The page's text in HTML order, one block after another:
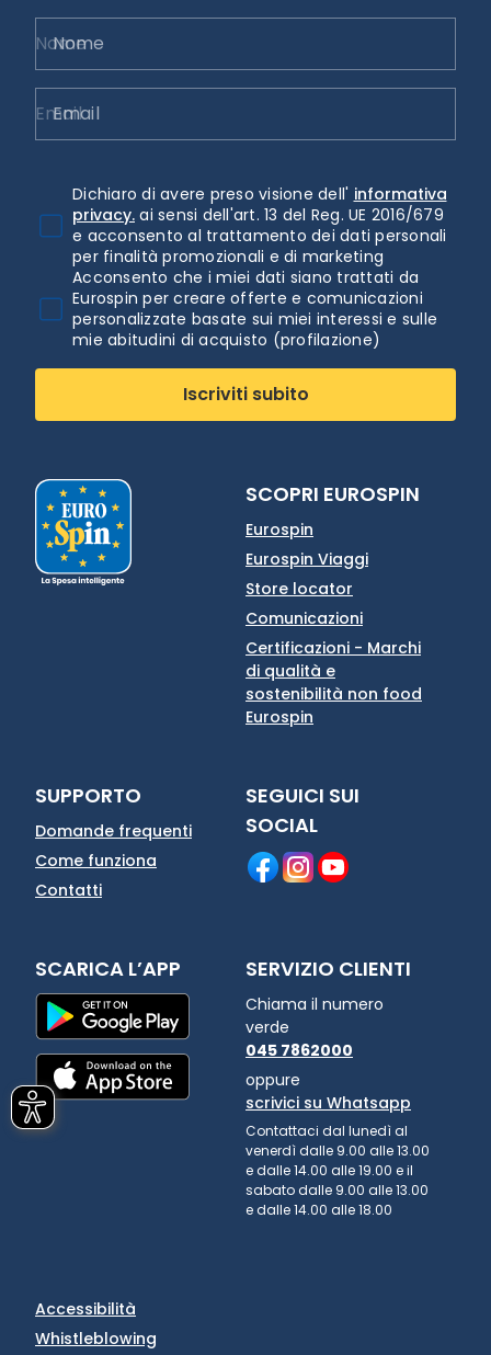
Nome
Email
Dichiaro di avere preso visione dell' informativa
privacy. ai sensi dell'art. 13 del Reg. UE 2016/679
e acconsento al trattamento dei dati personali
per finalità promozionali e di marketing
Acconsento che i miei dati siano trattati da
Eurospin per creare offerte e comunicazioni
personalizzate basate sui miei interessi e sulle
mie abitudini di acquisto (profilazione)
Iscriviti subito
SCOPRI EUROSPIN
Eurospin
Eurospin Viaggi
Store locator
Comunicazioni
Certificazioni - Marchi
di qualità e
sostenibilità non food
Eurospin
SUPPORTO
Domande frequenti
Come funziona
Contatti
SEGUICI SUI
SOCIAL
SCARICA L’APP SERVIZIO CLIENTI
Chiama il numero
verde
045 7862000
oppure
scrivici su Whatsapp
Contattaci dal lunedì al
venerdì dalle 9.00 alle 13.00
e dalle 14.00 alle 19.00 e il
sabato dalle 9.00 alle 13.00
e dalle 14.00 alle 18.00
Accessibilità
Whistleblowing